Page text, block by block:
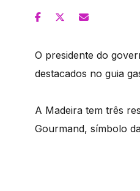
O presidente do
destacados no guia
A Madeira tem três
Gourmand, símbolo